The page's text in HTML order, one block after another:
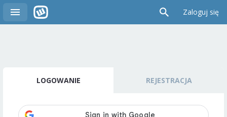
Zaloguj się
LOGOWANIE REJESTRACJA